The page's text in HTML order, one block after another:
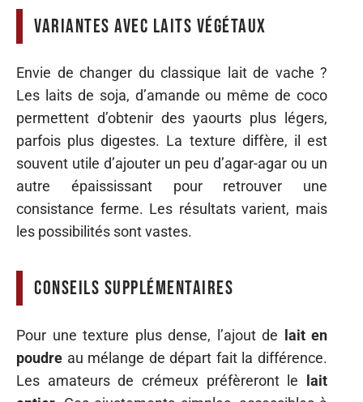
Variantes avec laits végétaux
Envie de changer du classique lait de vache ?
Les laits de soja, d’amande ou même de coco
permettent d’obtenir des yaourts plus légers,
parfois plus digestes. La texture diffère, il est
souvent utile d’ajouter un peu d’agar-agar ou un
autre épaississant pour retrouver une
consistance ferme. Les résultats varient, mais
les possibilités sont vastes.
Conseils supplémentaires
Pour une texture plus dense, l’ajout de lait en
poudre au mélange de départ fait la différence.
Les amateurs de crémeux préfèreront le lait